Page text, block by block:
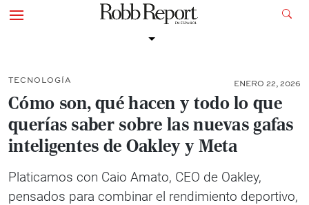
TECNOLOGÍA ENERO 22, 2026
Cómo son, qué hacen y todo lo que
querías saber sobre las nuevas gafas
inteligentes de Oakley y Meta
Platicamos con Caio Amato, CEO de Oakley,
pensados para combinar el rendimiento deportivo,